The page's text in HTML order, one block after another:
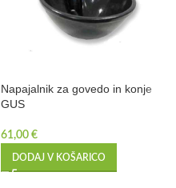
Napajalnik za govedo in konje
GUS
61,00 €
DODAJ V KOŠARICO